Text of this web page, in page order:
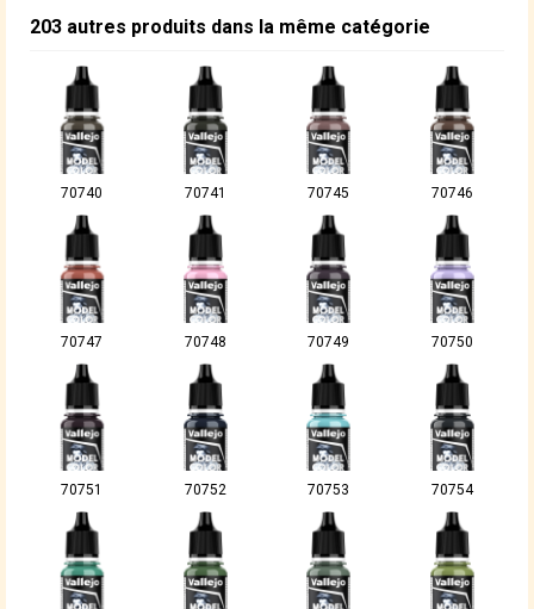
203 autres produits dans la même catégorie
70740 70741 70745 70746
70747 70748 70749 70750
70751 70752 70753 70754